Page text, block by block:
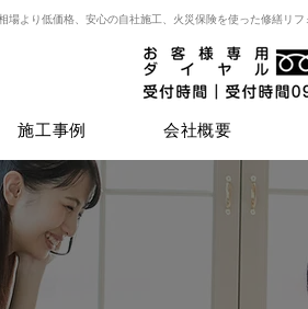
より低価格、安心の自社施工、火災保険を使った修繕リ
施工事例 会社概要